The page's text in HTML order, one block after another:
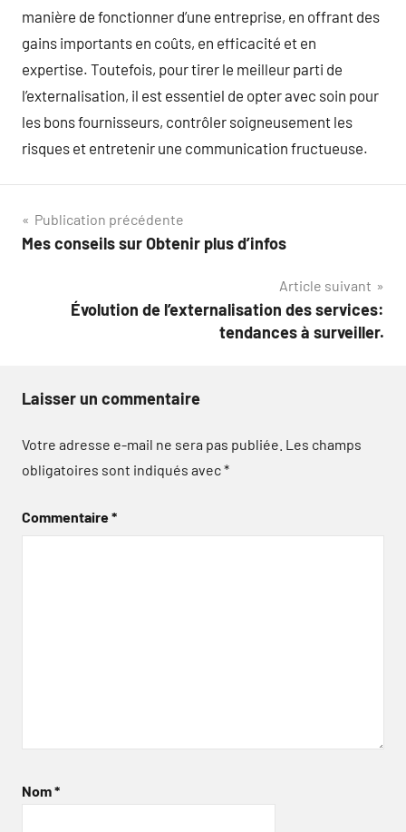
manière de fonctionner d’une entreprise, en offrant des
gains importants en coûts, en efficacité et en
expertise. Toutefois, pour tirer le meilleur parti de
l’externalisation, il est essentiel de opter avec soin pour
les bons fournisseurs, contrôler soigneusement les
risques et entretenir une communication fructueuse.
Navigation
de
l’article
Publication précédente
Mes conseils sur Obtenir plus d’infos
Article suivant
Évolution de l’externalisation des services:
tendances à surveiller.
Laisser un commentaire
Votre adresse e-mail ne sera pas publiée. Les champs
obligatoires sont indiqués avec*
Commentaire*
Nom*